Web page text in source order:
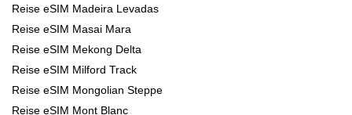
Reise eSIM Madeira Levadas
Reise eSIM Masai Mara
Reise eSIM Mekong Delta
Reise eSIM Milford Track
Reise eSIM Mongolian Steppe
Reise eSIM Mont Blanc